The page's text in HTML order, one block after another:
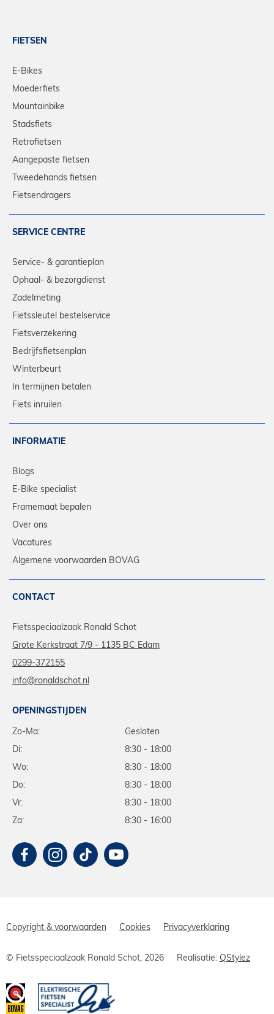
FIETSEN
E-Bikes
Moederfiets
Mountainbike
Stadsfiets
Retrofietsen
Aangepaste fietsen
Tweedehands fietsen
Fietsendragers
SERVICE CENTRE
Service- & garantieplan
Ophaal- & bezorgdienst
Zadelmeting
Fietssleutel bestelservice
Fietsverzekering
Bedrijfsfietsenplan
Winterbeurt
In termijnen betalen
Fiets inruilen
INFORMATIE
Blogs
E-Bike specialist
Framemaat bepalen
Over ons
Vacatures
Algemene voorwaarden BOVAG
CONTACT
Fietsspeciaalzaak Ronald Schot
Grote Kerkstraat 7/9 - 1135 BC Edam
0299-372155
info@ronaldschot.nl
OPENINGSTIJDEN
Zo-Ma:
Gesloten
Di:
8:30 - 18:00
Wo:
8:30 - 18:00
Do:
8:30 - 18:00
Vr:
8:30 - 18:00
Za:
8:30 - 16:00
Copyright & voorwaarden Cookies Privacyverklaring
© Fietsspeciaalzaak Ronald Schot, 2026 Realisatie: QStylez